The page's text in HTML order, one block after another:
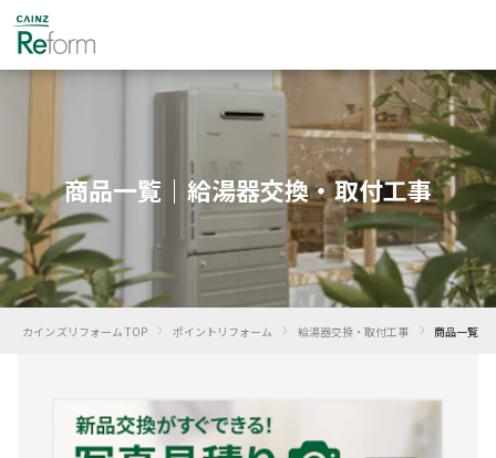
商品一覧｜給湯器交換・取付工事
カインズリフォーム TOP › ポイントリフォーム › 給湯器交換・取付工事 › 商品一覧